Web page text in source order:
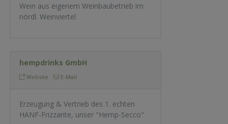
Wein aus eigenem Weinbaubetrieb im
nördl. Weinviertel
hempdrinks GmbH
Website E-Mail
Erzeugung & Vertrieb des 1. echten
HANF-Frizzante, unser "Hemp-Secco"